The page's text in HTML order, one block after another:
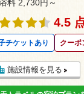
料 2,730円～
4.5
チケットあり クーポ
施設情報を見る